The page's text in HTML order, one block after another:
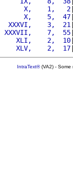
      X,    1,   2
      X,    5,  47
  XXXVI,    3,  21
XXXVII,    7,  55
    XLI,    2,  10
    XLV,    2,  17
IntraText®(VA2) - Some